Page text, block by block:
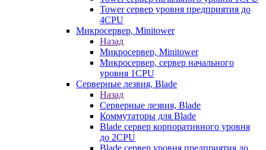
Tower сервер уровня предприятия до
4CPU
Микросервер, Minitower
Назад
Микросервер, Minitower
Микросервер, сервер начального
уровня 1CPU
Серверные лезвия, Blade
Назад
Серверные лезвия, Blade
Коммутаторы для Blade
Blade сервер корпоративного уровня
до 2CPU
Blade сервер уровня предприятия до